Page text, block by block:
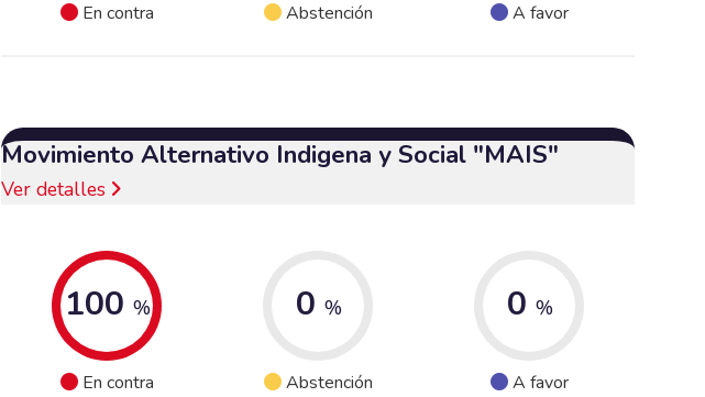
En contra Abstención A favor
Movimiento Alternativo Indigena y Social "MAIS"
Ver detalles
100 %
En contra
0 %
Abstención
0 %
A favor